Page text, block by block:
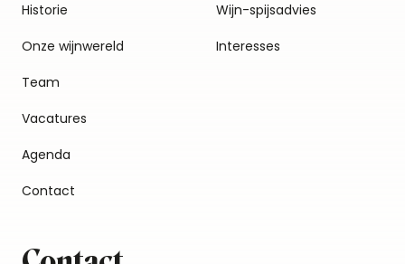
Historie
Onze wijnwereld
Team
Vacatures
Agenda
Contact
Wijn-spijsadvies
Interesses